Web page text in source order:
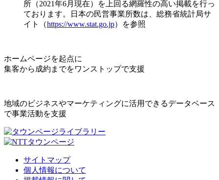
所（2021年6月現在）を上回る網羅性の高い掲載を行っ
ております。日本の民営事業所数は、総務省統計局サ
イト（https://www.stat.go.jp）を参照
ホームページを起点に
集客から成約までをワンストップで支援
地域のビジネスやマーケティングに活用できるデータベース
で事業活動を支援
サイトマップ
個人情報について